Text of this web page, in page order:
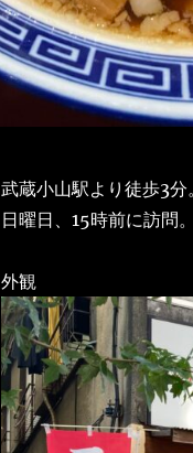
武蔵小山駅より徒歩3分。
日曜日、15時前に訪問。
外観